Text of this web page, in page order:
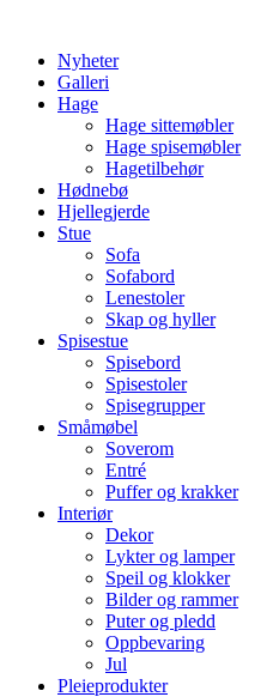
contentNyheter
Galleri
Hage
Hage sittemøbler
Hage spisemøbler
Hagetilbehør
Hødnebø
Hjellegjerde
Stue
Sofa
Sofabord
Lenestoler
Skap og hyller
Spisestue
Spisebord
Spisestoler
Spisegrupper
Småmøbel
Soverom
Entré
Puffer og krakker
Interiør
Dekor
Lykter og lamper
Speil og klokker
Bilder og rammer
Puter og pledd
Oppbevaring
Jul
Pleieprodukter